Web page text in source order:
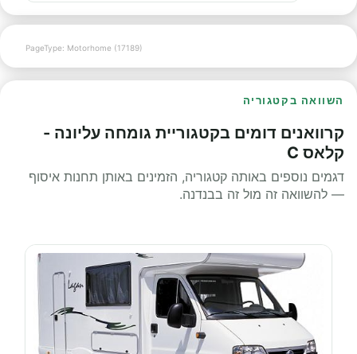
PageType: Motorhome (17189)
השוואה בקטגוריה
קרוואנים דומים בקטגוריית גומחה עליונה -
קלאס C
דגמים נוספים באותה קטגוריה, הזמינים באותן תחנות איסוף
— להשוואה זה מול זה בבנדנה.